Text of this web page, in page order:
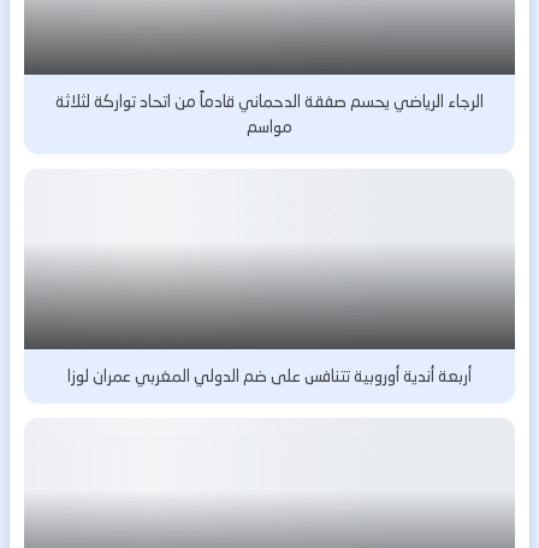
الرجاء الرياضي يحسم صفقة الدحماني قادماً من اتحاد تواركة لثلاثة
مواسم
أربعة أندية أوروبية تتنافس على ضم الدولي المغربي عمران لوزا